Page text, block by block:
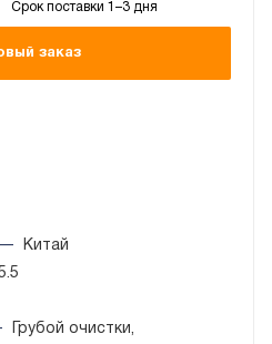
Срок поставки 1–3 дня
заказ
Китай
Грубой очистки,